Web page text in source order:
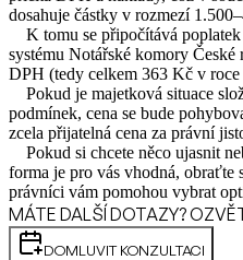
dosahuje částky v rozmezí
K tomu se připočítává
systému Notářské komory
DPH (tedy celkem 363 Kč v roce
Pokud je majetková situace
podmínek, cena se bude
zcela přijatelná cena za právní
Pokud si chcete něco ujasnit
forma je pro vás vhodná, obraťte
právníci vám pomohou vybrat
MÁTE DALŠÍ DOTAZY?
DOMLUVIT KONZULTACI